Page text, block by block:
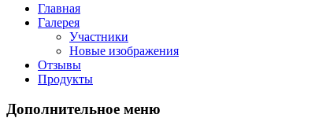
Главная
Галерея
Участники
Новые изображения
Отзывы
Продукты
Дополнительное меню